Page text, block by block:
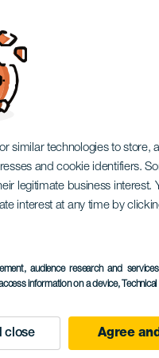
similar technologies to store,
and cookie identifiers.
legitimate business interest.
interest at any time by
audience research and
information on a device,
close Agree
ПРОШЕДШЕЕ
Localidad
Santa Cruz de